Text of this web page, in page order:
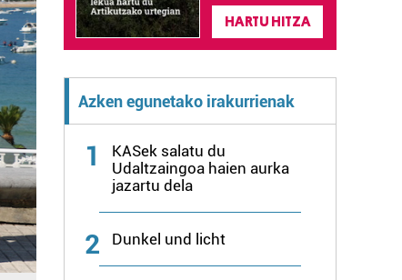
HARTU HITZA
Azken egunetako irakurrienak
1
KASek salatu du
Udaltzaingoa haien aurka
jazartu dela
2 Dunkel und licht